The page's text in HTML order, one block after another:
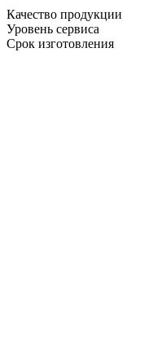
Качество продукции
Уровень сервиса
Срок изготовления